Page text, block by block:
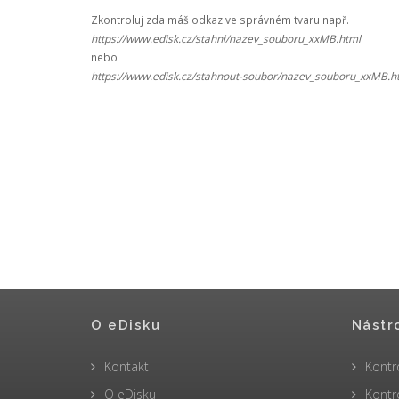
Zkontroluj zda máš odkaz ve správném tvaru např.
https://www.edisk.cz/stahni/nazev_souboru_xxMB.html
nebo
https://www.edisk.cz/stahnout-soubor/
O eDisku
Kontakt
O eDisku